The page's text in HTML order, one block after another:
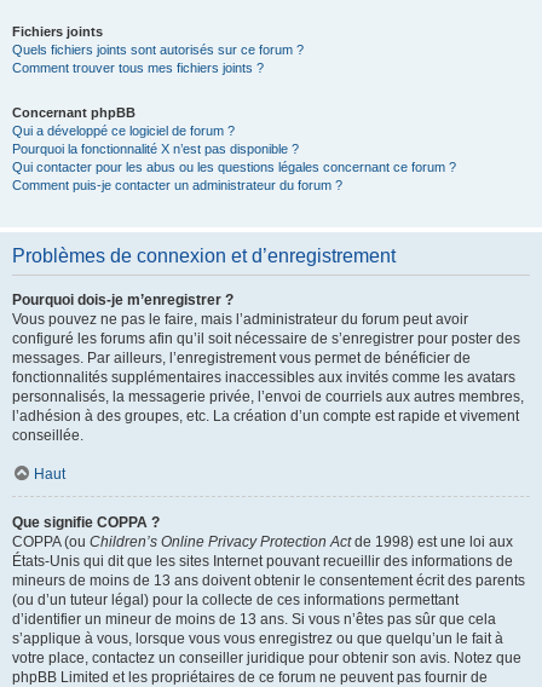
Fichiers joints
Quels fichiers joints sont autorisés sur ce forum ?
Comment trouver tous mes fichiers joints ?
Concernant phpBB
Qui a développé ce logiciel de forum ?
Pourquoi la fonctionnalité X n’est pas disponible ?
Qui contacter pour les abus ou les questions légales concernant ce forum ?
Comment puis-je contacter un administrateur du forum ?
Problèmes de connexion et d’enregistrement
Pourquoi dois-je m’enregistrer ?
Vous pouvez ne pas le faire, mais l’administrateur du forum peut avoir
configuré les forums afin qu’il soit nécessaire de s’enregistrer pour poster des
messages. Par ailleurs, l’enregistrement vous permet de bénéficier de
fonctionnalités supplémentaires inaccessibles aux invités comme les avatars
personnalisés, la messagerie privée, l’envoi de courriels aux autres membres,
l’adhésion à des groupes, etc. La création d’un compte est rapide et vivement
conseillée.
Haut
Que signifie COPPA ?
COPPA (ou Children’s Online Privacy Protection Actde 1998) est une loi aux
États-Unis qui dit que les sites Internet pouvant recueillir des informations de
mineurs de moins de 13 ans doivent obtenir le consentement écrit des parents
(ou d’un tuteur légal) pour la collecte de ces informations permettant
d’identifier un mineur de moins de 13 ans. Si vous n’êtes pas sûr que cela
s’applique à vous, lorsque vous vous enregistrez ou que quelqu’un le fait à
votre place, contactez un conseiller juridique pour obtenir son avis. Notez que
phpBB Limited et les propriétaires de ce forum ne peuvent pas fournir de